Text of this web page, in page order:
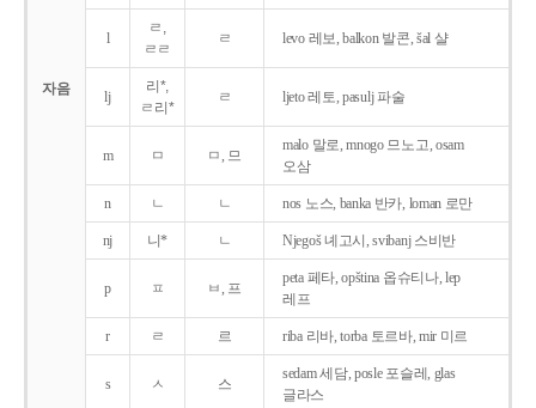
자음
l
ㄹ,
ㄹㄹ
ㄹ levo 레보, balkon 발콘, šal 샬
lj
리*,
ㄹ리*
ㄹ ljeto 레토, pasulj 파술
m ㅁ ㅁ, 므
malo 말로, mnogo 므노고, osam
오삼
n ㄴ ㄴ nos 노스, banka 반카, loman 로만
nj 니* ㄴ Njegoš 녜고시, svibanj 스비반
p ㅍ ㅂ, 프
peta 페타, opština 옵슈티나, lep
레프
r ㄹ 르 riba 리바, torba 토르바, mir 미르
s ㅅ 스
sedam 세담, posle 포슬레, glas
글라스